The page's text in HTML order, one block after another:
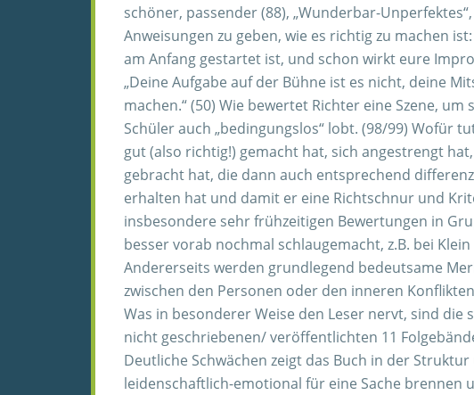
schöner, passender (88), „Wunderbar-
Anweisungen zu geben, wie es richtig zu machen
am Anfang gestartet ist, und schon wirkt eure
„Deine Aufgabe auf der Bühne ist es nicht, deine
machen.“ (50) Wie bewertet Richter eine Szene,
Schüler auch „bedingungslos“ lobt. (98/99) Wofür
gut (also richtig!) gemacht hat, sich angestrengt
gebracht hat, die dann auch entsprechend
erhalten hat und damit er eine Richtschnur und
insbesondere sehr frühzeitigen Bewertungen in
besser vorab nochmal schlaugemacht, z.B. bei Klein
Andererseits werden grundlegend bedeutsame
zwischen den Personen oder den inneren
Was in besonderer Weise den Leser nervt, sind
nicht geschriebenen/ veröffentlichten 11
Deutliche Schwächen zeigt das Buch in der
leidenschaftlich-emotional für eine Sache brennen